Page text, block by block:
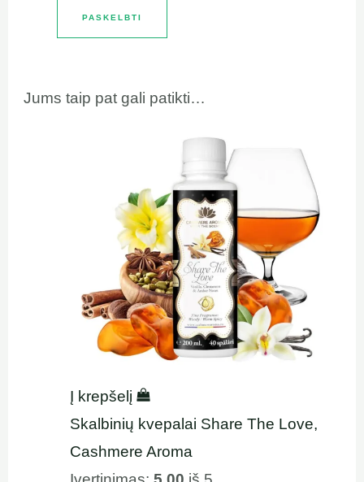
Jums taip pat gali patikti…
Į krepšelį
Skalbinių kvepalai Share The Love,
Cashmere Aroma